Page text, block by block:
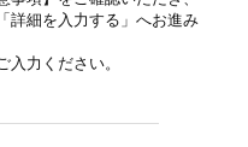
詳細を入力する」へお進み
入力ください。